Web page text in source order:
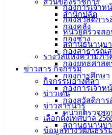
กองการเจ้าห
กองสวัสดิการ
หน่วยตรวจส
สถานธนานุบ
รางวัลแห่งความภา
ข่าวสาร กิจกรรม
กิจกรรมอ่างศิลา
ข่าวเด่น
ข่าวสารน่ารู้
เลือกตั้งเทศบาล
ข้อมูลทางวัฒนธรร
ส่วนของราชการ
สำนักปลัด
กองคลัง
กองช่าง
กองสาธารณ
กองยุทธศาส
กองการศึกษา
กองการเจ้าห
กองสวัสดิการ
หน่วยตรวจส
สถานธนานุบ
อันตรายของยุงลายและโรคไข้เ